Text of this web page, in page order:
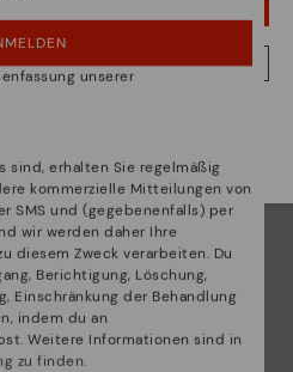
Sie Ihre Pikolinos optimal
unserer
sind, erhalten Sie regelmäßig
kommerzielle Mitteilungen von
SMS und (gegebenenfalls) per
wir werden daher Ihre
diesem Zweck verarbeiten. Du
Berichtigung, Löschung,
Einschränkung der Behandlung
indem du an
Weitere Informationen sind in
zu finden.